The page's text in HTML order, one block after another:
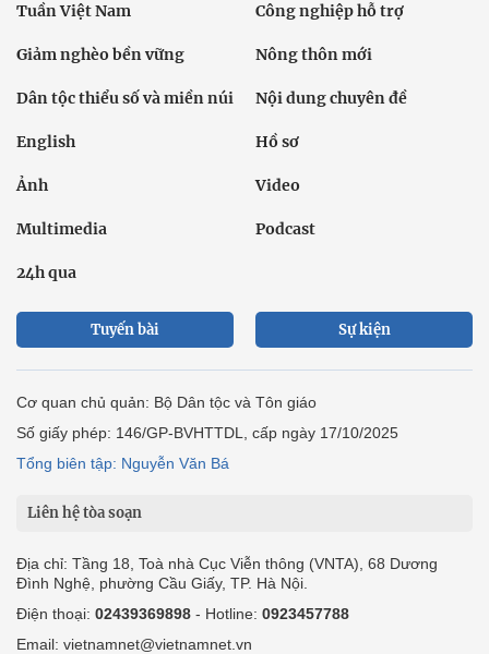
Tuần Việt Nam Công nghiệp hỗ trợ
Giảm nghèo bền vững Nông thôn mới
Dân tộc thiểu số và miền núi Nội dung chuyên đề
English Hồ sơ
Ảnh Video
Multimedia Podcast
24h qua
Tuyến bài Sự kiện
Cơ quan chủ quản: Bộ Dân tộc và Tôn giáo
Số giấy phép: 146/GP-BVHTTDL, cấp ngày 17/10/2025
Tổng biên tập: Nguyễn Văn Bá
Liên hệ tòa soạn
Địa chỉ: Tầng 18, Toà nhà Cục Viễn thông (VNTA), 68 Dương
Đình Nghệ, phường Cầu Giấy, TP. Hà Nội.
Điện thoại: 02439369898 - Hotline: 0923457788
Email: vietnamnet@vietnamnet.vn